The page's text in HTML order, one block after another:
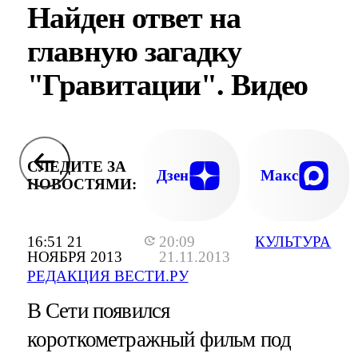
16:51 21
НОЯБРЯ 2013
20:09
21.11.2013
РЕДАКЦИЯ ВЕСТИ.РУ
КУЛЬТУРА
Найден ответ на
главную загадку
"Гравитации". Видео
СЛЕДИТЕ ЗА
НОВОСТЯМИ:
Дзен Макс
В Сети появился
короткометражный фильм под